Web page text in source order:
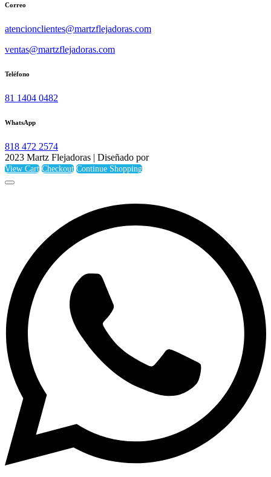
Correo
atencionclientes@martzflejadoras.com
ventas@martzflejadoras.com
Teléfono
81 1404 0482
WhatsApp
818 472 2574
2023 Martz Flejadoras | Diseñado por
View Cart Checkout Continue Shopping